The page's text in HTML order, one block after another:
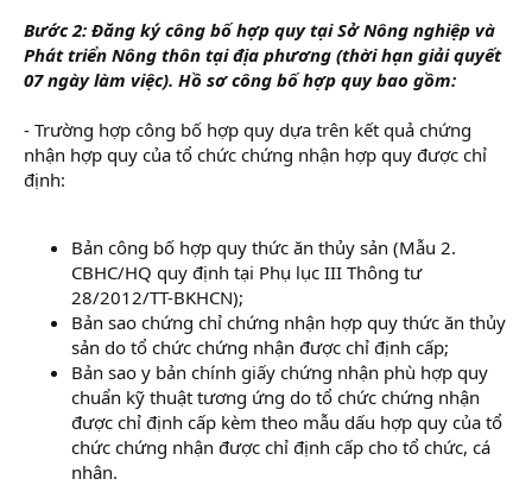
Bước 2: Đăng ký công bố hợp quy tại Sở Nông nghiệp và
Phát triển Nông thôn tại địa phương (thời hạn giải quyết
07 ngày làm việc). Hồ sơ công bố hợp quy bao gồm:
- Trường hợp công bố hợp quy dựa trên kết quả chứng
nhận hợp quy của tổ chức chứng nhận hợp quy được chỉ
định:
Bản công bố hợp quy thức ăn thủy sản (Mẫu 2.
CBHC/HQ quy định tại Phụ lục III Thông tư
28/2012/TT-BKHCN);
Bản sao chứng chỉ chứng nhận hợp quy thức ăn thủy
sản do tổ chức chứng nhận được chỉ định cấp;
Bản sao y bản chính giấy chứng nhận phù hợp quy
chuẩn kỹ thuật tương ứng do tổ chức chứng nhận
được chỉ định cấp kèm theo mẫu dấu hợp quy của tổ
chức chứng nhận được chỉ định cấp cho tổ chức, cá
nhân.